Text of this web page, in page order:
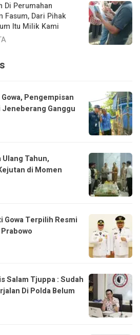
Di Perumahan
Fasum, Dari Pihak
Itu Milik Kami
Pengempisan
Ganggu
Ulang Tahun,
di Momen
Gowa Terpilih Resmi
Salam Tjuppa : Sudah
Di Polda Belum